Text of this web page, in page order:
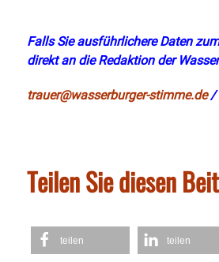
Falls Sie ausführlichere Daten
direkt an die Redaktion der
trauer@wasserburger-stimme.de/
Teilen Sie diesen
teilen teilen